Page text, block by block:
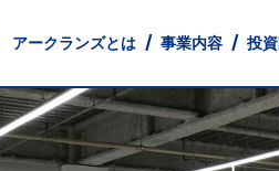
アークランズとは 事業内容
報
投
ビリティ
募集